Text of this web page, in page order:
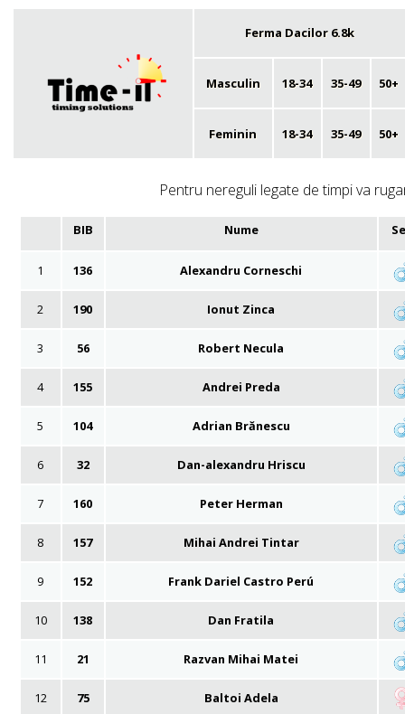
Ferma Dacilor 6.8k
Masculin 18-34 35-49 50+
Feminin 18-34 35-49 50+
Pentru nereguli legate de timpi va